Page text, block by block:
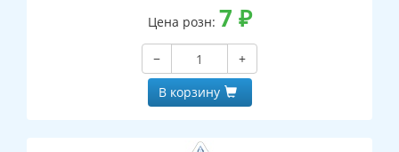
Цена розн: 7 ₽
−
+
В корзину